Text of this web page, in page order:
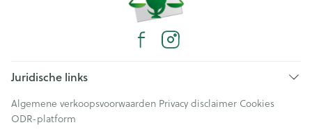
Juridische links
Algemene verkoopsvoorwaarden Privacy disclaimer Cookies
ODR-platform